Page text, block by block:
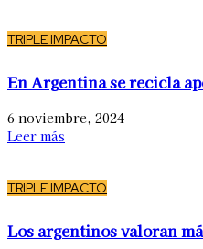
TRIPLE IMPACTO
En Argentina se recicla
6 noviembre, 2024
Leer más
TRIPLE IMPACTO
Los argentinos valoran